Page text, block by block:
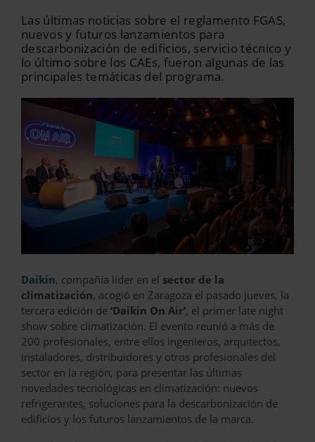
Las últimas noticias sobre el reglamento FGAS,
nuevos y futuros lanzamientos para
descarbonización de edificios, servicio técnico y
lo último sobre los CAEs, fueron algunas de las
principales temáticas del programa.
‹ ›
Daikin, compañía líder en el sector de la
climatización, acogió en Zaragoza el pasado jueves, la
tercera edición de ‘Daikin On Air’, el primer late night
show sobre climatización. El evento reunió a más de
200 profesionales, entre ellos ingenieros, arquitectos,
instaladores, distribuidores y otros profesionales del
sector en la región, para presentar las últimas
novedades tecnológicas en climatización: nuevos
refrigerantes, soluciones para la descarbonización de
edificios y los futuros lanzamientos de la marca.